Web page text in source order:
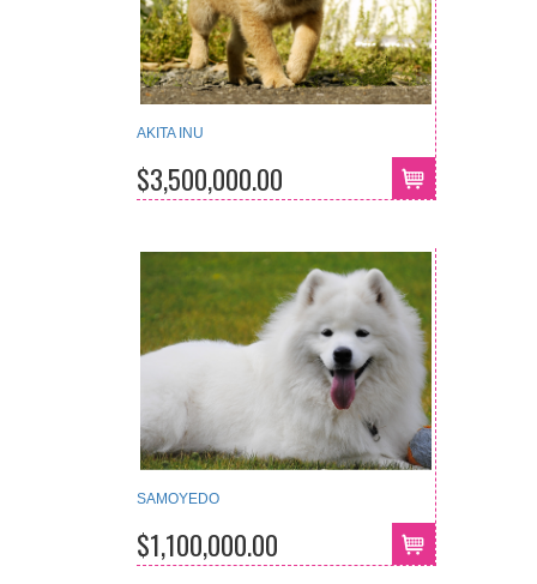
AKITA INU
$3,500,000.00
SAMOYEDO
$1,100,000.00